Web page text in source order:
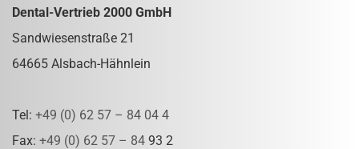
Dental-Vertrieb 2000 GmbH
Sandwiesenstraße 21
64665 Alsbach-Hähnlein
Tel: +49 (0) 62 57 – 84 04 4
Fax: +49 (0) 62 57 – 84 93 2